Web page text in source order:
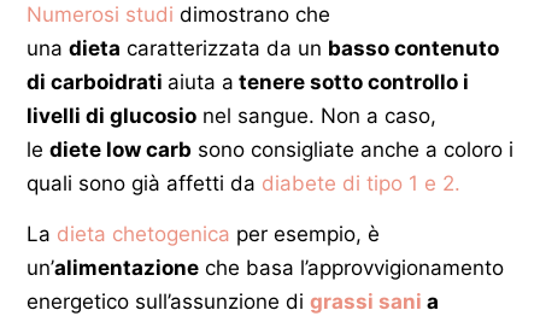
Numerosi studi dimostrano che
una dieta caratterizzata da un basso contenuto
di carboidrati aiuta a tenere sotto controllo i
livelli di glucosio nel sangue. Non a caso,
le diete low carb sono consigliate anche a coloro i
quali sono già affetti da diabete di tipo 1 e 2.
La dieta chetogenica per esempio, è
un’alimentazione che basa l’approvvigionamento
energetico sull’assunzione di grassi sani a